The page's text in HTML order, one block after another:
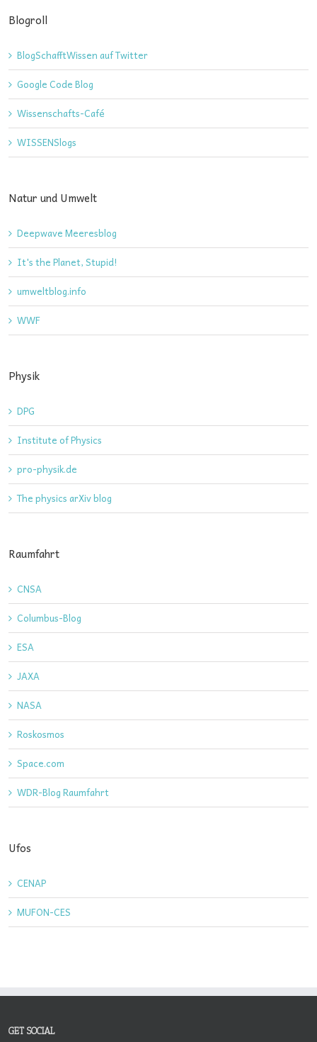
Blogroll
BlogSchafftWissen auf Twitter
Google Code Blog
Wissenschafts-Café
WISSENSlogs
Natur und Umwelt
Deepwave Meeresblog
It's the Planet, Stupid!
umweltblog.info
WWF
Physik
DPG
Institute of Physics
pro-physik.de
The physics arXiv blog
Raumfahrt
CNSA
Columbus-Blog
ESA
JAXA
NASA
Roskosmos
Space.com
WDR-Blog Raumfahrt
Ufos
CENAP
MUFON-CES
GET SOCIAL